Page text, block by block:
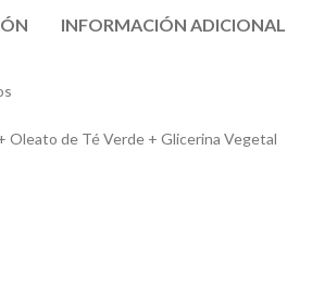
INFORMACIÓN ADICIONAL
Oleato de Té Verde + Glicerina Vegetal